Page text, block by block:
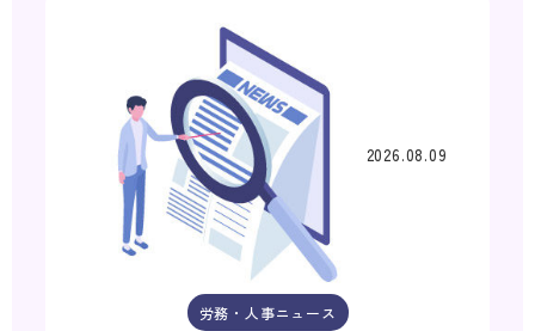
2026.08.09
労務・人事ニュース